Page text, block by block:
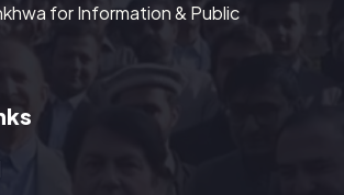
for Information & Public